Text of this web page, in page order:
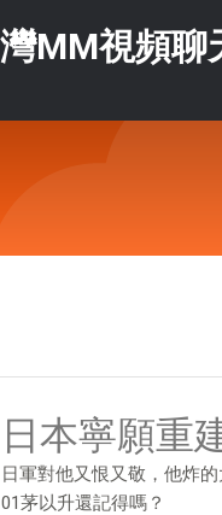
MM視頻聊
日本寧願重
日軍對他又恨又敬，他炸
01茅以升還記得嗎？